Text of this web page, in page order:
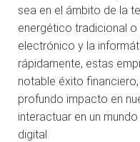
sea en el ámbito de la
energético tradicional
electrónico y la
rápidamente, estas
notable éxito
profundo impacto en
interactuar en un
digital.